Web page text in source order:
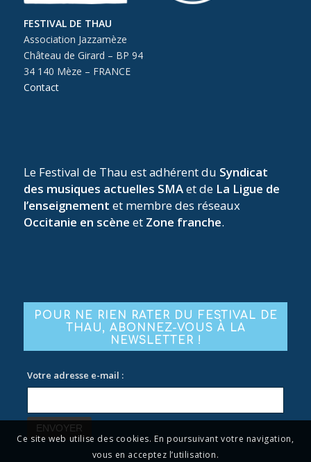
FESTIVAL DE THAU
Association Jazzamèze
Château de Girard – BP 94
34 140 Mèze – FRANCE
Contact
Le Festival de Thau est adhérent du Syndicat
des musiques actuelles SMAet de La Ligue de
l’enseignement et membre des réseaux
Occitanie en scène et Zone franche.
POUR NE RIEN RATER DU FESTIVAL DE
THAU, ABONNEZ-VOUS À LA
NEWSLETTER !
Votre adresse e-mail :
Ce site web utilise des cookies. En poursuivant votre navigation,
vous en acceptez l’utilisation.